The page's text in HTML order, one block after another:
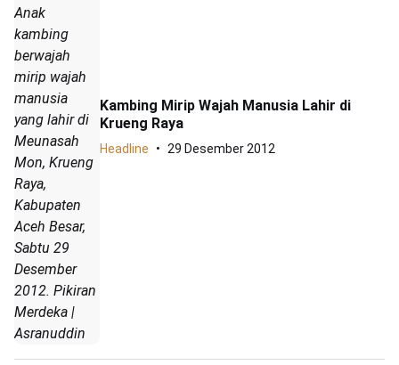
Anak
kambing
berwajah
mirip wajah
manusia
yang lahir di
Meunasah
Mon, Krueng
Raya,
Kabupaten
Aceh Besar,
Sabtu 29
Desember
2012. Pikiran
Merdeka |
Asranuddin
Kambing Mirip Wajah Manusia Lahir di
Krueng Raya
Headline 29 Desember 2012